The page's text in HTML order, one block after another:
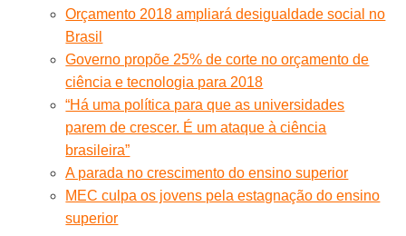
Orçamento 2018 ampliará desigualdade social no
Brasil
Governo propõe 25% de corte no orçamento de
ciência e tecnologia para 2018
“Há uma política para que as universidades
parem de crescer. É um ataque à ciência
brasileira”
A parada no crescimento do ensino superior
MEC culpa os jovens pela estagnação do ensino
superior